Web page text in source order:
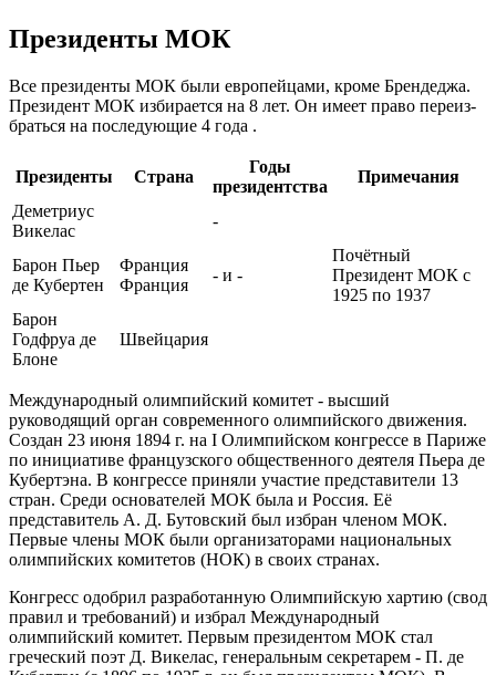
Президенты МОК
Все президенты МОК были европейцами, кроме Брендеджа.
Пре­зи­дент МОК из­би­ра­ет­ся на 8 лет. Он имеет пра­во пе­ре­из­
браться на по­сле­дую­щие 4 го­да .
Президенты Страна
Годы
президентства
Примечания
Деметриус
Викелас
-
Барон Пьер
де Кубертен
Франция
Франция
- и -
Почётный
Президент МОК с
1925 по 1937
Барон
Годфруа де
Блоне
Швейцария
Международный олимпийский комитет - высший
руководящий орган современного олимпийского движения.
Создан 23 июня 1894 г. на I Олимпийском конгрессе в Париже
по инициативе французского общественного деятеля Пьера де
Кубертэна. В конгрессе приняли участие представители 13
стран. Среди основателей МОК была и Россия. Её
представитель А. Д. Бутовский был избран членом МОК.
Первые члены МОК были организаторами национальных
олимпийских комитетов (НОК) в своих странах.
Конгресс одобрил разработанную Олимпийскую хартию (свод
правил и требований) и избрал Международный
олимпийский комитет. Первым президентом МОК стал
греческий поэт Д. Викелас, генеральным секретарем - П. де